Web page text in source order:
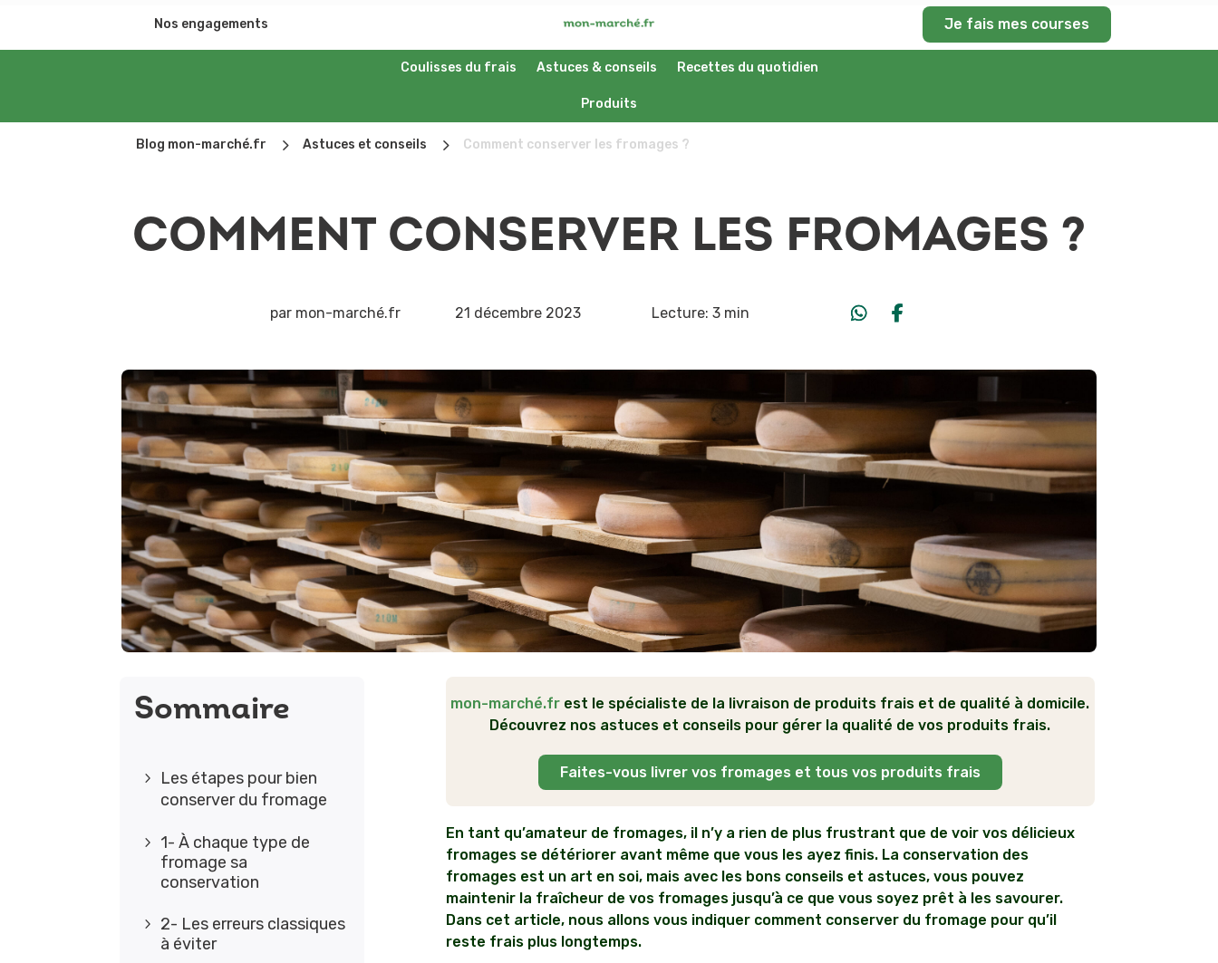
Nos engagements Je fais mes courses
Coulisses du frais Astuces & conseils Recettes du quotidien
Produits
Blog mon-marché.fr 5 Astuces et conseils 5 Comment conserver les fromages ?
COMMENT CONSERVER LES FROMAGES ?
par mon-marché.fr 21 décembre 2023 Lecture: 3 min
Sommaire
5
Les étapes pour bien
conserver du fromage
5 1- À chaque type de
fromage sa
conservation
5 2- Les erreurs classiques
à éviter
mon-marché.fr est le spécialiste de la livraison de produits frais et de qualité à domicile.
Découvrez nos astuces et conseils pour gérer la qualité de vos produits frais.
Faites-vous livrer vos fromages et tous vos produits frais
En tant qu’amateur de fromages, il n’y a rien de plus frustrant que de voir vos délicieux
fromages se détériorer avant même que vous les ayez finis. La conservation des
fromages est un art en soi, mais avec les bons conseils et astuces, vous pouvez
maintenir la fraîcheur de vos fromages jusqu’à ce que vous soyez prêt à les savourer.
Dans cet article, nous allons vous indiquer comment conserver du fromage pour qu’il
reste frais plus longtemps.